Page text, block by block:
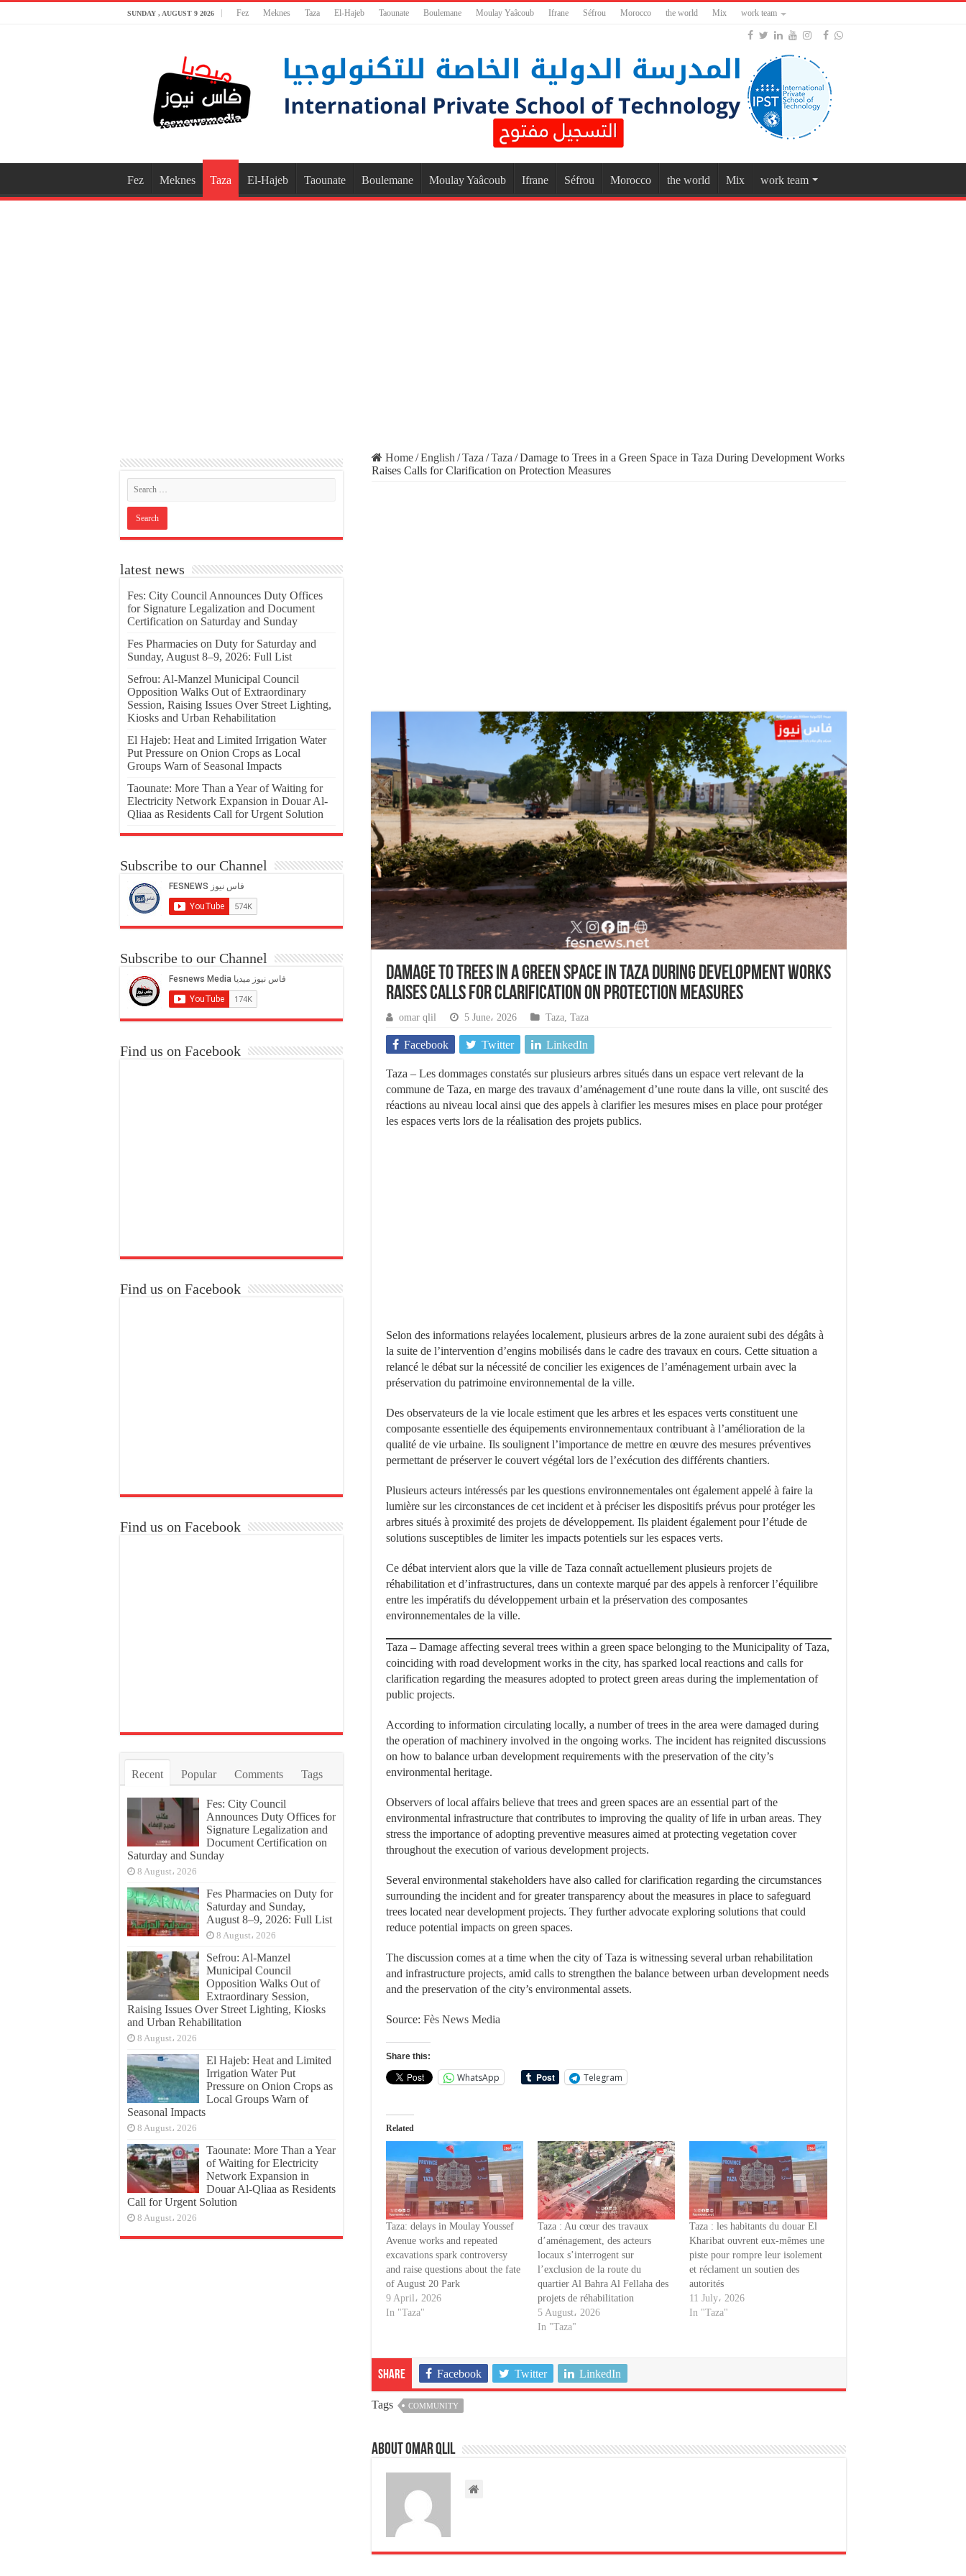
SUNDAY , AUGUST 9 2026 Fez Meknes Taza El-Hajeb Taounate Boulemane Moulay Yaâcoub Ifrane Séfrou Morocco the world Mix work team
Fez Meknes Taza El-Hajeb Taounate Boulemane Moulay Yaâcoub Ifrane Séfrou Morocco the world Mix work team
Home/English /Taza /Taza /Damage to Trees in a Green Space in Taza During Development Works
Raises Calls for Clarification on Protection Measures
Damage to Trees in a Green Space in Taza During Development Works
Raises Calls for Clarification on Protection Measures
omar qlil 5 June، 2026 Taza, Taza
Facebook Twitter LinkedIn
Taza – Les dommages constatés sur plusieurs arbres situés dans un espace vert relevant de la
commune de Taza, en marge des travaux d’aménagement d’une route dans la ville, ont suscité des
réactions au niveau local ainsi que des appels à clarifier les mesures mises en place pour protéger
les espaces verts lors de la réalisation des projets publics.
Selon des informations relayées localement, plusieurs arbres de la zone auraient subi des dégâts à
la suite de l’intervention d’engins mobilisés dans le cadre des travaux en cours. Cette situation a
relancé le débat sur la nécessité de concilier les exigences de l’aménagement urbain avec la
préservation du patrimoine environnemental de la ville.
Des observateurs de la vie locale estiment que les arbres et les espaces verts constituent une
composante essentielle des équipements environnementaux contribuant à l’amélioration de la
qualité de vie urbaine. Ils soulignent l’importance de mettre en œuvre des mesures préventives
permettant de préserver le couvert végétal lors de l’exécution des différents chantiers.
Plusieurs acteurs intéressés par les questions environnementales ont également appelé à faire la
lumière sur les circonstances de cet incident et à préciser les dispositifs prévus pour protéger les
arbres situés à proximité des projets de développement. Ils plaident également pour l’étude de
solutions susceptibles de limiter les impacts potentiels sur les espaces verts.
Ce débat intervient alors que la ville de Taza connaît actuellement plusieurs projets de
réhabilitation et d’infrastructures, dans un contexte marqué par des appels à renforcer l’équilibre
entre les impératifs du développement urbain et la préservation des composantes
environnementales de la ville.
Taza – Damage affecting several trees within a green space belonging to the Municipality of Taza,
coinciding with road development works in the city, has sparked local reactions and calls for
clarification regarding the measures adopted to protect green areas during the implementation of
public projects.
According to information circulating locally, a number of trees in the area were damaged during
the operation of machinery involved in the ongoing works. The incident has reignited discussions
on how to balance urban development requirements with the preservation of the city’s
environmental heritage.
Observers of local affairs believe that trees and green spaces are an essential part of the
environmental infrastructure that contributes to improving the quality of life in urban areas. They
stress the importance of adopting preventive measures aimed at protecting vegetation cover
throughout the execution of various development projects.
Several environmental stakeholders have also called for clarification regarding the circumstances
surrounding the incident and for greater transparency about the measures in place to safeguard
trees located near development projects. They further advocate exploring solutions that could
reduce potential impacts on green spaces.
The discussion comes at a time when the city of Taza is witnessing several urban rehabilitation
and infrastructure projects, amid calls to strengthen the balance between urban development needs
and the preservation of the city’s environmental assets.
Source: Fès News Media
Share this:
WhatsApp Telegram
Related
Taza: delays in Moulay Youssef
Avenue works and repeated
excavations spark controversy
and raise questions about the fate
of August 20 Park
9 April، 2026
In "Taza"
Taza : Au cœur des travaux
d’aménagement, des acteurs
locaux s’interrogent sur
l’exclusion de la route du
quartier Al Bahra Al Fellaha des
projets de réhabilitation
5 August، 2026
In "Taza"
Taza : les habitants du douar El
Kharibat ouvrent eux-mêmes une
piste pour rompre leur isolement
et réclament un soutien des
autorités
11 July، 2026
In "Taza"
Share Facebook Twitter LinkedIn
Tags COMMUNITY
About omar qlil
latest news
Fes: City Council Announces Duty Offices
for Signature Legalization and Document
Certification on Saturday and Sunday
Fes Pharmacies on Duty for Saturday and
Sunday, August 8–9, 2026: Full List
Sefrou: Al-Manzel Municipal Council
Opposition Walks Out of Extraordinary
Session, Raising Issues Over Street Lighting,
Kiosks and Urban Rehabilitation
El Hajeb: Heat and Limited Irrigation Water
Put Pressure on Onion Crops as Local
Groups Warn of Seasonal Impacts
Taounate: More Than a Year of Waiting for
Electricity Network Expansion in Douar Al-
Qliaa as Residents Call for Urgent Solution
Subscribe to our Channel
Subscribe to our Channel
Find us on Facebook
Find us on Facebook
Find us on Facebook
Recent Popular Comments Tags
Fes: City Council
Announces Duty Offices for
Signature Legalization and
Document Certification on
Saturday and Sunday
8 August، 2026
Fes Pharmacies on Duty for
Saturday and Sunday,
August 8–9, 2026: Full List
8 August، 2026
Sefrou: Al-Manzel
Municipal Council
Opposition Walks Out of
Extraordinary Session,
Raising Issues Over Street Lighting, Kiosks
and Urban Rehabilitation
8 August، 2026
El Hajeb: Heat and Limited
Irrigation Water Put
Pressure on Onion Crops as
Local Groups Warn of
Seasonal Impacts
8 August، 2026
Taounate: More Than a Year
of Waiting for Electricity
Network Expansion in
Douar Al-Qliaa as Residents
Call for Urgent Solution
8 August، 2026